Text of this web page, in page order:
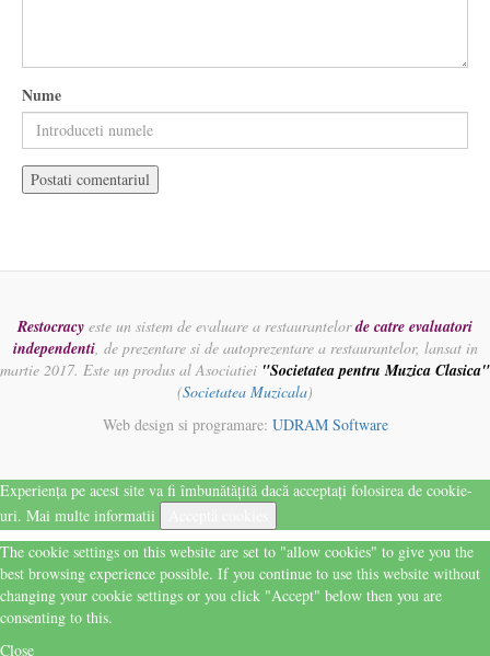
Nume
Restocracy este un sistem de evaluare a restaurantelorde catre evaluatori
independenti, de prezentare si de autoprezentare a restaurantelor, lansat in
martie 2017. Este un produs al Asociatiei "Societatea pentru Muzica Clasica"
(Societatea Muzicala)
Web design si programare: UDRAM Software
Experiența pe acest site va fi îmbunătățită dacă acceptați folosirea de cookie-
uri. Mai multe informatii
The cookie settings on this website are set to "allow cookies" to give you the
best browsing experience possible. If you continue to use this website without
changing your cookie settings or you click "Accept" below then you are
consenting to this.
Close